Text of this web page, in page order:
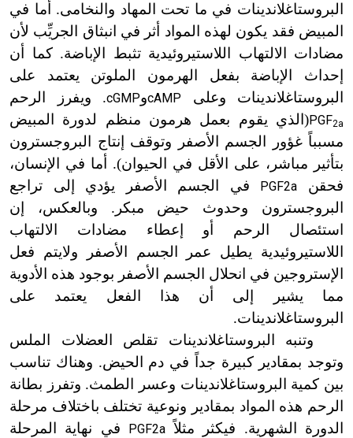
البروستاغلاندينات في ما تحت المهاد والنخامى. أما في
المبيض فقد يكون لهذه المواد أثر في انبثاق الجريِّب لأن
مضادات الالتهاب اللاستيروئيدية تثبط الإباضة. كما أن
إحداث الإباضة بفعل الهرمون الملوتن يعتمد على
البروستاغلاندينات وعلى
cAMPوcGMP. ويفرز الرحم
PGF2a
( الذي يقوم بعمل هرمون منظم لدورة المبيض
مسبباً غؤور الجسم الأصفر وتوقف إنتاج البروجسترون
بتأثير مباشر، على الأقل في الحيوان). أما في الإنسان،
فحقن PGF2a
في الجسم الأصفر يؤدي إلى تراجع
البروجسترون وحدوث حيض مبكر. وبالعكس، إن
استئصال الرحم أو إعطاء مضادات الالتهاب
اللاستيروئيدية يطيل عمر الجسم الأصفر ولايتم فعل
الإستروجين في انحلال الجسم الأصفر بوجود هذه الأدوية
مما يشير إلى أن هذا الفعل يعتمد على
البروستاغلاندينات.
وتنبه البروستاغلاندينات تقلص العضلات الملس
وتوجد بمقادير كبيرة جداً في دم الحيض. وهناك تناسب
بين كمية البروستاغلاندينات وعسر الطمث. وتفرز بطانة
الرحم هذه المواد بمقادير ونوعية تختلف باختلاف مرحلة
الدورة الشهرية. فيكثر مثلاًPGF2a
في نهاية المرحلة